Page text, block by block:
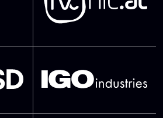
SVG Datei
SVG Datei